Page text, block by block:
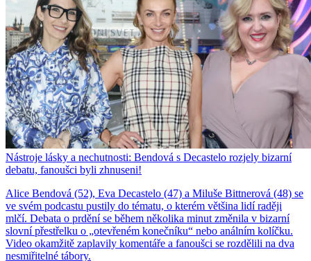
Nástroje lásky a nechutnosti: Bendová s Decastelo rozjely bizarní
debatu, fanoušci byli zhnuseni!
Alice Bendová (52), Eva Decastelo (47) a Miluše Bittnerová (48) se
ve svém podcastu pustily do tématu, o kterém většina lidí raději
mlčí. Debata o prdění se během několika minut změnila v bizarní
slovní přestřelku o „otevřeném konečníku“ nebo análním kolíčku.
Video okamžitě zaplavily komentáře a fanoušci se rozdělili na dva
nesmiřitelné tábory.